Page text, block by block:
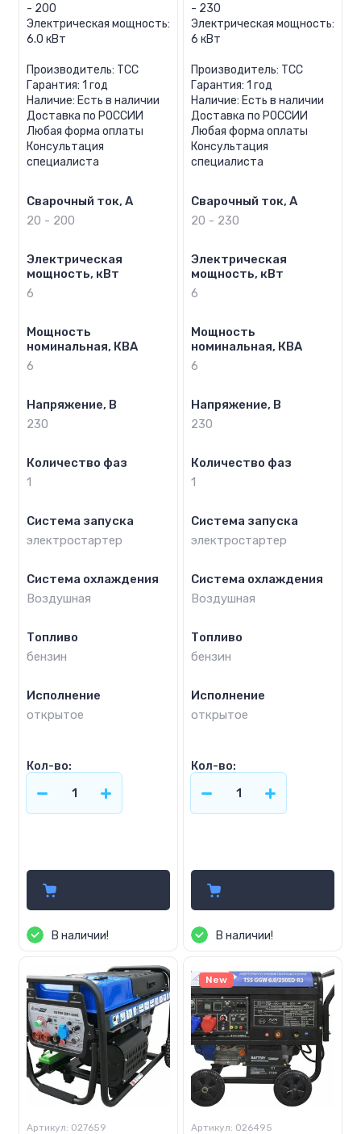
- 200
Электрическая мощность:
6.0 кВт
Производитель: ТСС
Гарантия: 1 год
Наличие: Есть в наличии
Доставка по РОССИИ
Любая форма оплаты
Консультация
специалиста
Сварочный ток, А
20 - 200
Электрическая
мощность, кВт
6
Мощность
номинальная, КВА
6
Напряжение, В
230
Количество фаз
1
Система запуска
электростартер
Система охлаждения
Воздушная
Топливо
бензин
Исполнение
открытое
Кол-во:
В наличии!
- 230
Электрическая мощность:
6 кВт
Производитель: ТСС
Гарантия: 1 год
Наличие: Есть в наличии
Доставка по РОССИИ
Любая форма оплаты
Консультация
специалиста
Сварочный ток, А
20 - 230
Электрическая
мощность, кВт
6
Мощность
номинальная, КВА
6
Напряжение, В
230
Количество фаз
1
Система запуска
электростартер
Система охлаждения
Воздушная
Топливо
бензин
Исполнение
открытое
Кол-во:
В наличии!
Артикул: 027659
New
Артикул: 026495